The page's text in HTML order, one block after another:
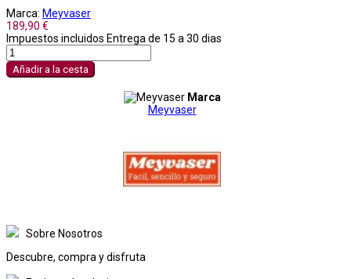
Marca: Meyvaser
189,90 €
Impuestos incluidos Entrega de 15 a 30 dias
Añadir a la cesta
Marca
Meyvaser
Sobre Nosotros
Descubre, compra y disfruta